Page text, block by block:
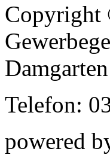
Copyright
Damgarten
Telefon:
powered